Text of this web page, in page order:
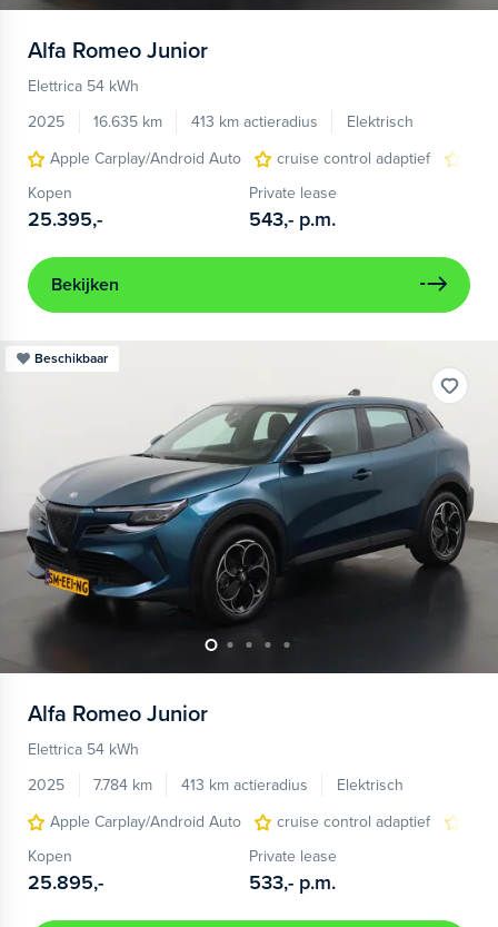
Alfa Romeo Junior
Elettrica 54 kWh
2025
16.635 km 413 km actieradius
Elektrisch
Apple Carplay/Android Auto
cruise control adaptief
Kopen
25.395,-
Private lease
543,- p.m.
Bekijken
Beschikbaar
Alfa Romeo Junior
Elettrica 54 kWh
2025
7.784 km 413 km actieradius
Elektrisch
Apple Carplay/Android Auto
cruise control adaptief
Kopen
25.895,-
Private lease
533,- p.m.